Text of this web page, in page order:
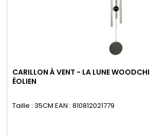
CARILLON À VENT - LA LUNE
ÉOLIEN
Taille : 35CM EAN : 810812021779